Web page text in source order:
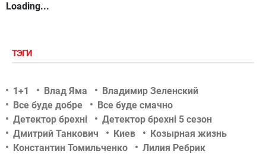
Loading...
ТЭГИ
1+1 Влад Яма
Владимир Зеленский
Все буде добре
Все буде смачно
Детектор брехні
Детектор брехні 5 сезон
Дмитрий Танкович
Киев
Козырная жизнь
Константин Томильченко
Лилия Ребрик